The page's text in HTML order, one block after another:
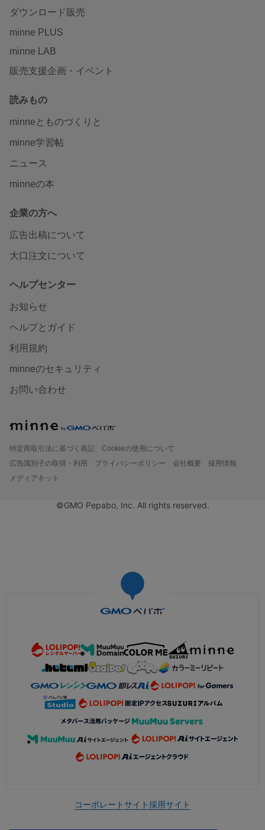
ダウンロード販売
minne PLUS
minne LAB
販売支援企画・イベント
読みもの
minneとものづくりと
minne学習帖
ニュース
minneの本
企業の方へ
広告出稿について
大口注文について
ヘルプセンター
お知らせ
ヘルプとガイド
利用規約
minneのセキュリティ
お問い合わせ
特定商取引法に基づく表記
Cookieの使用について
広告識別子の取得・利用
プライバシーポリシー 会社概要
採用情報
メディアキット
©GMO Pepabo, Inc. All rights reserved.
コーポレートサイト採用サイト